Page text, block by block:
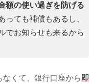
額の使い過ぎを防げる
っても補償もあるし、
でお知らせも来るから
くて、銀行口座から即